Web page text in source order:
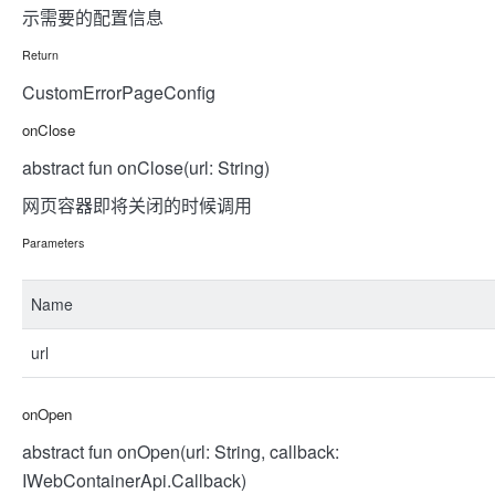
示需要的配置信息
Return
CustomErrorPageConfig
onClose
abstract fun onClose(url: String)
网页容器即将关闭的时候调用
Parameters
Name
url
onOpen
abstract fun onOpen(url: String, callback:
IWebContainerApi.Callback)